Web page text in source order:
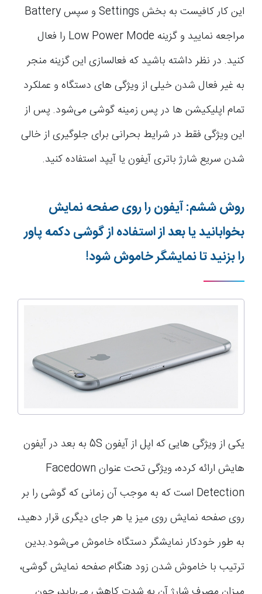
این کار کافیست به بخش Settings و سپس Battery
مراجعه نمایید و گزینه Low Power Mode را فعال
کنید. در نظر داشته باشید که فعالسازی این گزینه منجر
به غیر فعال شدن خیلی از ویژگی های دستگاه و عملکرد
تمام اپلیکیشن ها در پس زمینه گوشی می‌شود. پس از
این ویژگی فقط در شرایط بحرانی برای جلوگیری از خالی
شدن سریع شارژ باتری آیفون یا آیپد استفاده کنید.
روش ششم: آیفون را روی صفحه نمایش
بخوابانید یا بعد از استفاده از گوشی دکمه پاور
را بزنید تا نمایشگر خاموش شود!
یکی از ویژگی هایی که اپل از آیفون 5S به بعد در آیفون
هایش ارائه کرده، ویژگی تحت عنوان Facedown
Detection است که به موجب آن زمانی که گوشی را بر
روی صفحه نمایش روی میز یا هر جای دیگری قرار دهید،
به طور خودکار نمایشگر دستگاه خاموش می‌شود.بدین
ترتیب با خاموش شدن زود هنگام صفحه نمایش گوشی،